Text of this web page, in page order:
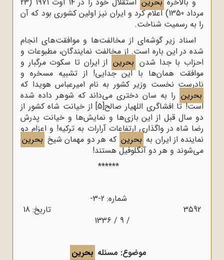
مرداد 1350) اعلام کرد و ایران نیز اولین کشوری بود که آن
را به رسمیت شناخت.
اسناد زیر گوشه‌ای از مخالفت‌ها و موافقت‌های انجام
شده در این باره است. از مخالفت نمایندگان، مطبوعات و
احزاب با جدا شدن بحرین از ایران تا سکوت مرگبار و
موافقت همان‌ها با این جدایی! از تشبیه مسخره و
نادرست نخست وزیر کشور به نام امیرعباس هویدا که
بحرین را به سان دختری می‌داند که شوهر داده شده
است! تا افشاگری اللهیار صالح[5]از خیانت شاه کشور از
دو سال قبل از این بازی‌ها و نمایش‌ها و خیانت پدرش
رضا شاه در واگذاری ارتفاعات آرارات به ترکیه! و اعزام دو
نماینده از ایران به بحرین که هر دو مهمان شیخ بحرین
می‌شوند و هر دو آنگلوفیل هستند!
******
شماره: 2-3-
3592 تاریخ: 18
/ 9 / 1336
موضوع: مسئله بحرین